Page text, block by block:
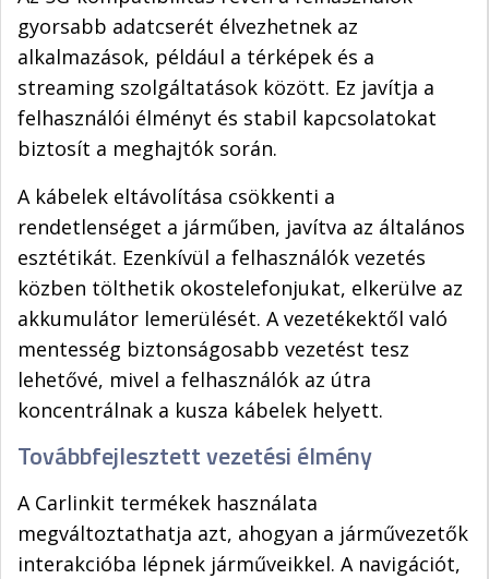
gyorsabb adatcserét élvezhetnek az
alkalmazások, például a térképek és a
streaming szolgáltatások között. Ez javítja a
felhasználói élményt és stabil kapcsolatokat
biztosít a meghajtók során.
A kábelek eltávolítása csökkenti a
rendetlenséget a járműben, javítva az általános
esztétikát. Ezenkívül a felhasználók vezetés
közben tölthetik okostelefonjukat, elkerülve az
akkumulátor lemerülését. A vezetékektől való
mentesség biztonságosabb vezetést tesz
lehetővé, mivel a felhasználók az útra
koncentrálnak a kusza kábelek helyett.
Továbbfejlesztett vezetési élmény
A Carlinkit termékek használata
megváltoztathatja azt, ahogyan a járművezetők
interakcióba lépnek járműveikkel. A navigációt,